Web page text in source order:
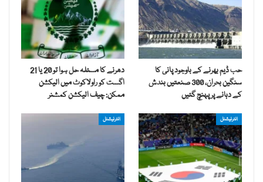
حب ڈیم بھرنے کے باوجود پانی کا
سنگین بحران، 300 صنعتیں بندش
کے دہانے پر پہنچ گئیں
دھرنے کا مسئلہ حل ہوا تو 20 یا 21
اگست کو راولاکوٹ میں الیکشن
ممکن: چیف الیکشن کمشنر
انٹرنیشنل انٹرنیشنل